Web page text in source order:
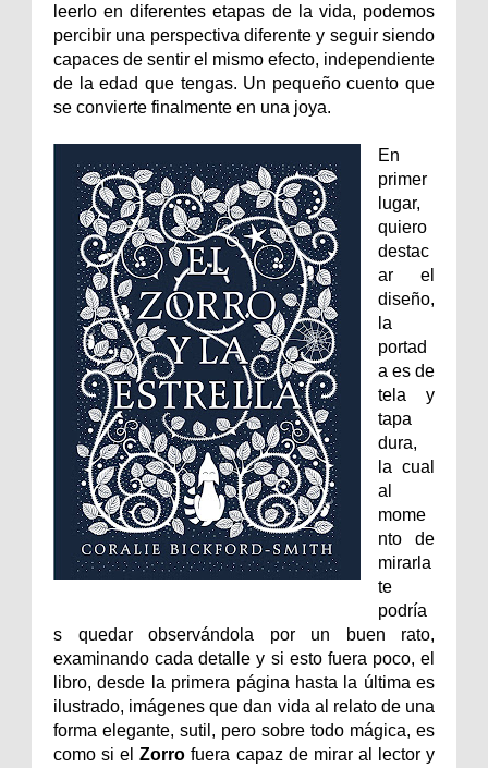
leerlo en diferentes etapas de la vida, podemos
percibir una perspectiva diferente y seguir siendo
capaces de sentir el mismo efecto, independiente
de la edad que tengas. Un pequeño cuento que
se convierte finalmente en una joya.
En
primer
lugar,
quiero
destac
ar el
diseño,
la
portad
a es de
tela y
tapa
dura,
la cual
al
mome
nto de
mirarla
te
podría
s quedar observándola por un buen rato,
examinando cada detalle y si esto fuera poco, el
libro, desde la primera página hasta la última es
ilustrado, imágenes que dan vida al relato de una
forma elegante, sutil, pero sobre todo mágica, es
como si elZorrofuera capaz de mirar al lector y